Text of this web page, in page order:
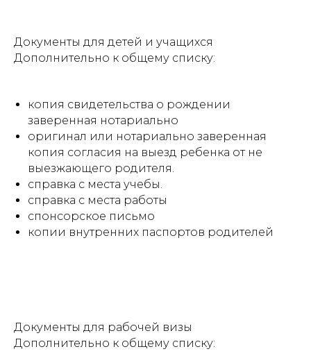
Документы для детей и учащихся
Дополнительно к общему списку:
копия свидетельства о рождении
заверенная нотариально
оригинал или нотариально заверенная
копия согласия на выезд ребенка от не
выезжающего родителя.
справка с места учебы.
справка с места работы
спонсорское письмо
копии внутренних паспортов родителей
Документы для рабочей визы
Дополнительно к общему списку: